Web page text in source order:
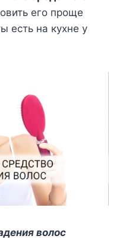
его проще
есть на кухне у
волос